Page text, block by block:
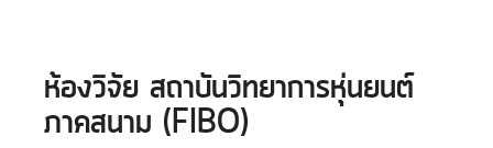
ห้องวิจัย สถาบันวิทยาการหุ่นยนต์
ภาคสนาม (FIBO)